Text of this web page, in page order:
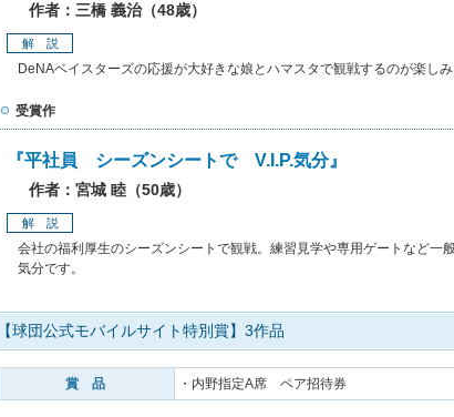
作者：三橋 義治（48歳）
解 説
DeNAベイスターズの応援が大好きな娘とハマスタで観戦するのが楽しみ
受賞作
『平社員 シーズンシートで V.I.P.気分』
作者：宮城 睦（50歳）
解 説
会社の福利厚生のシーズンシートで観戦。練習見学や専用ゲートなど一
気分です。
【球団公式モバイルサイト特別賞】3作品
賞 品 ・内野指定A席 ペア招待券